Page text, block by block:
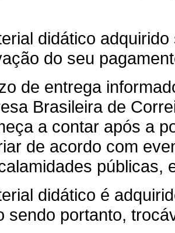
didático
do seu
de entrega
Brasileira de
a contar após a
de acordo com
públicas,
didático é
sendo portanto,